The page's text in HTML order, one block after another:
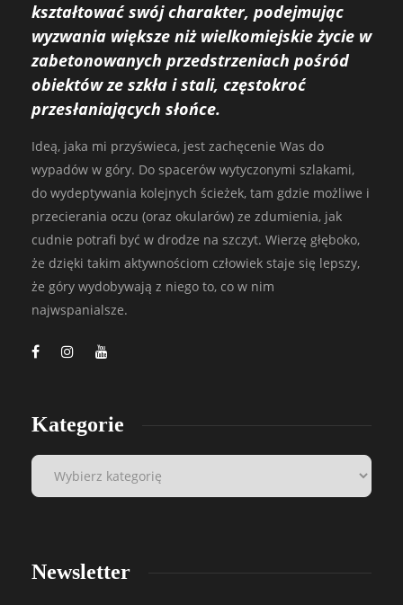
kształtować swój charakter, podejmując
wyzwania większe niż wielkomiejskie życie w
zabetonowanych przedstrzeniach pośród
obiektów ze szkła i stali, częstokroć
przesłaniających słońce.
Ideą, jaka mi przyświeca, jest zachęcenie Was do
wypadów w góry. Do spacerów wytyczonymi szlakami,
do wydeptywania kolejnych ścieżek, tam gdzie możliwe i
przecierania oczu (oraz okularów) ze zdumienia, jak
cudnie potrafi być w drodze na szczyt. Wierzę głęboko,
że dzięki takim aktywnościom człowiek staje się lepszy,
że góry wydobywają z niego to, co w nim
najwspanialsze.
Kategorie
Newsletter